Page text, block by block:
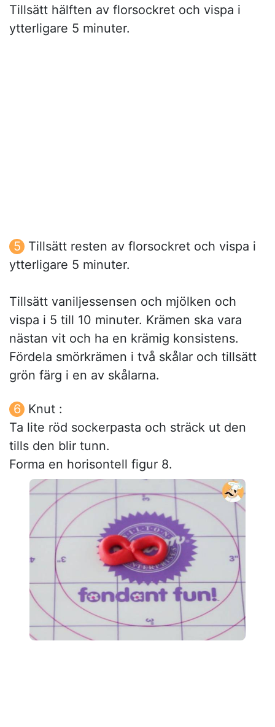
Tillsätt hälften av florsockret och vispa i
ytterligare 5 minuter.
Tillsätt resten av florsockret och vispa i
ytterligare 5 minuter.
Tillsätt vaniljessensen och mjölken och
vispa i 5 till 10 minuter. Krämen ska vara
nästan vit och ha en krämig konsistens.
Fördela smörkrämen i två skålar och tillsätt
grön färg i en av skålarna.
Knut :
Ta lite röd sockerpasta och sträck ut den
tills den blir tunn.
Forma en horisontell figur 8.